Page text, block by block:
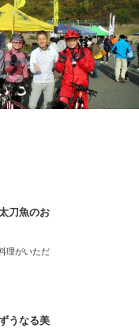
・ゆめしま海道サイクリ
刀魚のお
理がいただ
うなる美